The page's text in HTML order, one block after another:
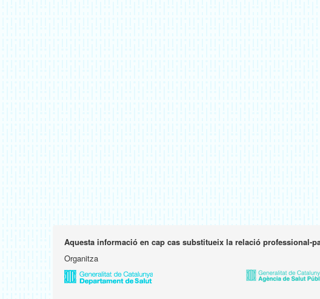
Aquesta informació en cap cas substitueix la relació professional-
Organitza